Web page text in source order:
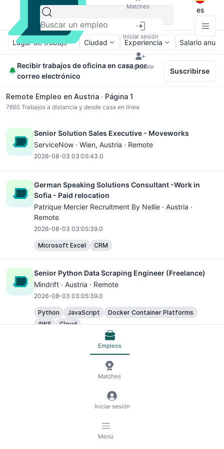
Matches
Iniciar sesión
Regístrate
es
Lugar de trabajo Ciudad Experiencia Salario anual
Recibir trabajos de oficina en casa por
correo electrónico
Suscribirse
Remote Empleo en Austria ∙ Página 1
7665 Trabajos a distancia y desde casa en línea
Senior Solution Sales Executive - Moveworks
ServiceNow · Wien, Austria · Remote
2026-08-03 03:05:43.0
German Speaking Solutions Consultant -Work in
Sofia - Paid relocation
Patrique Mercier Recruitment By Nellie · Austria ·
Remote
2026-08-03 03:05:39.0
Microsoft Excel CRM
Senior Python Data Scraping Engineer (Freelance)
Mindrift · Austria · Remote
2026-08-03 03:05:39.0
Python JavaScript
Docker Container Platforms
AWS
Cloud
Freelance Data Scraping Engineer (Python)
Mindrift · Austria · Remote
2026-08-03 03:05:39.0
Mindrift - Data annotation · Austria · Remote
Empleos
Matches
Iniciar sesión
Menú